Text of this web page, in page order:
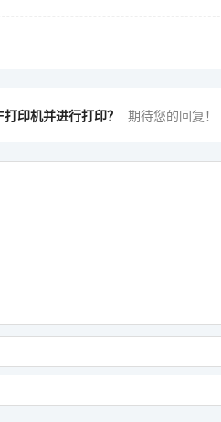
印机并进行打印？ 期待您的回复！